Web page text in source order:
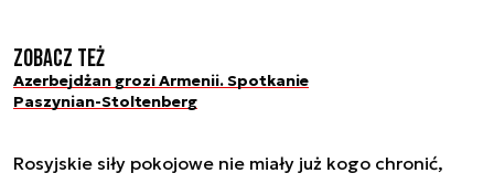
Zobacz też
Azerbejdżan grozi Armenii. Spotkanie
Paszynian-Stoltenberg
Rosyjskie siły pokojowe nie miały już kogo chronić,